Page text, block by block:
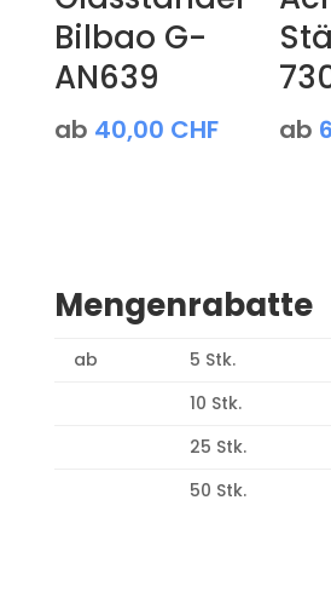
Bilbao G-
AN639
ab 40,00 CHF ab
Mengenrabatte
ab 5 Stk.
10 Stk.
25 Stk.
50 Stk.